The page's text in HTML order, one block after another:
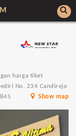
harga tiket
No. 234 Candirejo
Show map